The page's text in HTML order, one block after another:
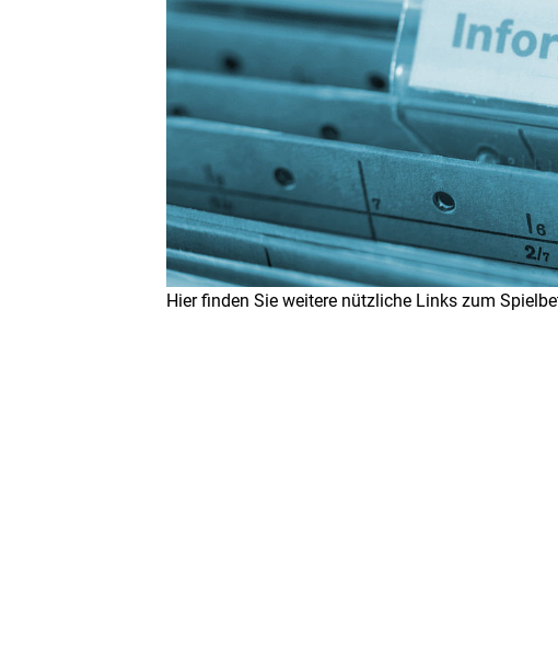
Hier finden Sie weitere nützliche Links zum